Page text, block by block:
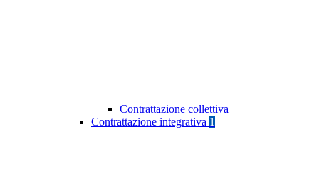
Contrattazione collettiva
Contrattazione integrativa 1